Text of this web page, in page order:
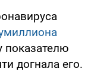
показателю
догнала его.